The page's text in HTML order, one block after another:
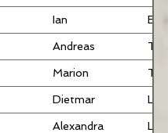
Ian BHR
Andreas TRB
Marion TRB
Dietmar LB
Alexandra LB